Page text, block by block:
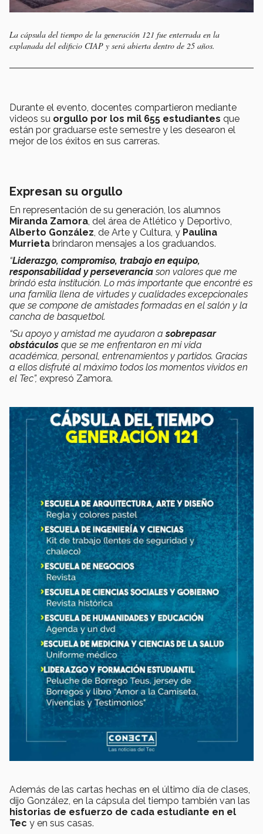
La cápsula del tiempo de la generación 121 fue enterrada en la
explanada del edificio CIAP y será abierta dentro de 25 años.
Durante el evento, docentes compartieron mediante
videos su orgullo por los mil 655 estudiantes que
están por graduarse este semestre y les desearon el
mejor de los éxitos en sus carreras.
Expresan su orgullo
En representación de su generación, los alumnos
Miranda Zamora, del área de Atlético y Deportivo,
Alberto González, de Arte y Cultura, y Paulina
Murrieta brindaron mensajes a los graduandos.
“Liderazgo, compromiso, trabajo en equipo,
responsabilidad y perseveranciason valores que me
brindó esta institución. Lo más importante que encontré es
una familia llena de virtudes y cualidades excepcionales
que se compone de amistades formadas en el salón y la
cancha de basquetbol.
“Su apoyo y amistad me ayudaron asobrepasar
obstáculos que se me enfrentaron en mi vida
académica, personal, entrenamientos y partidos. Gracias
a ellos disfruté al máximo todos los momentos vividos en
el Tec”, expresó Zamora.
Además de las cartas hechas en el último día de clases,
dijo González, en la cápsula del tiempo también van las
historias de esfuerzo de cada estudiante en el
Tec y en sus casas.